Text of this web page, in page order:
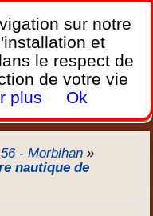
,
et PC.
Ports Montagnes
56 - Morbihan »
nautique de
sur notre
et
le respect de
de votre vie
plus Ok